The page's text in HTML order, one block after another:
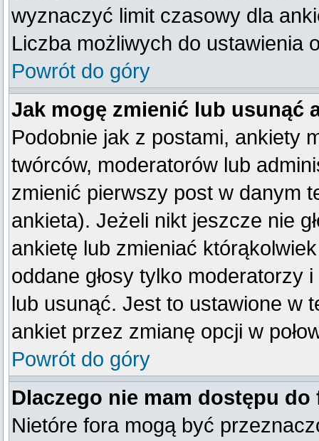
wyznaczyć limit czasowy dla
Liczba możliwych do ustawienia
Powrót do góry
Jak mogę zmienić lub usunąć
Podobnie jak z postami, ankiety
twórców, moderatorów lub
zmienić pierwszy post w danym
ankieta). Jeżeli nikt jeszcze nie
ankietę lub zmieniać
oddane głosy tylko moderatorzy
lub usunąć. Jest to ustawione w
ankiet przez zmianę opcji w
Powrót do góry
Dlaczego nie mam dostępu do
Nietóre fora mogą być